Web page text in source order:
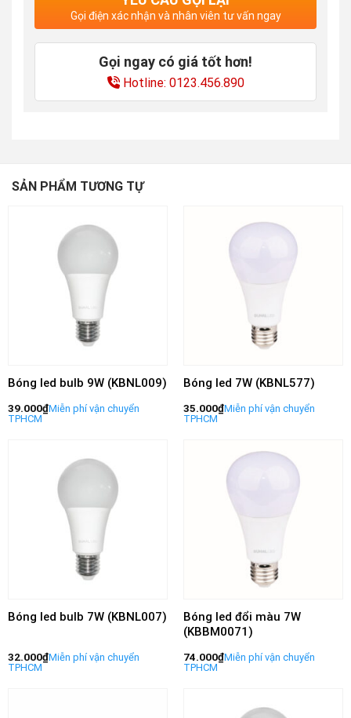
Gọi điện xác nhận và nhân viên tư vấn ngay
Gọi ngay có giá tốt hơn!
Hotline: 0123.456.890
SẢN PHẨM TƯƠNG TỰ
Bóng led bulb 9W (KBNL009)
39.000₫
Bóng led 7W (KBNL577)
35.000₫
Bóng led bulb 7W (KBNL007)
32.000₫
Bóng led đổi màu 7W
(KBBM0071)
74.000₫